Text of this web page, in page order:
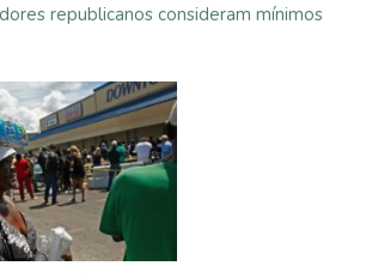
republicanos consideram mínimos